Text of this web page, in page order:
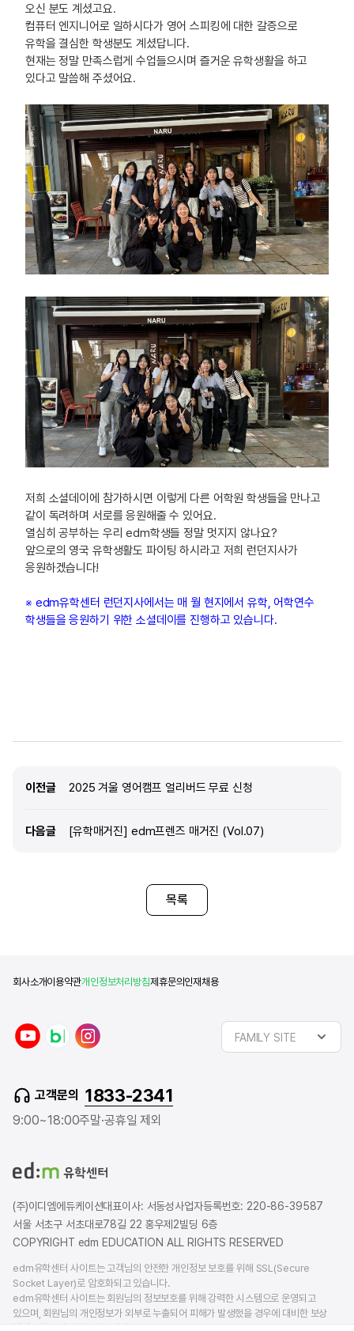
오신 분도 계셨고요.
컴퓨터 엔지니어로 일하시다가 영어 스피킹에 대한 갈증으로
유학을 결심한 학생분도 계셨답니다.
현재는 정말 만족스럽게 수업들으시며 즐거운 유학생활을 하고
있다고 말씀해 주셨어요.
저희 소셜데이에 참가하시면 이렇게 다른 어학원 학생들을 만나고
같이 독려하며 서로를 응원해줄 수 있어요.
열심히 공부하는 우리 edm학생들 정말 멋지지 않나요?
앞으로의 영국 유학생활도 파이팅 하시라고 저희 런던지사가
응원하겠습니다!
※ edm유학센터 런던지사에서는 매 월 현지에서 유학, 어학연수
학생들을 응원하기 위한 소셜데이를 진행하고 있습니다.
이전글 이전글
2025 겨울 영어캠프 얼리버드 무료 신청
다음글 다음글
[유학매거진] edm프렌즈 매거진 (Vol.07)
목록
회사소개이용약관개인정보처리방침제휴문의인재채용
u
n
a
r
l
a
FAMILY SITE
고객문의 1833-2341
9:00~18:00주말·공휴일 제외
(주)이디엠에듀케이션대표이사: 서동성사업자등록번호: 220-86-39587
서울 서초구 서초대로78길 22 홍우제2빌딩 6층
COPYRIGHT edm EDUCATION ALL RIGHTS RESERVED
edm유학센터 사이트는 고객님의 안전한 개인정보 보호를 위해 SSL(Secure
Socket Layer)로 암호화되고 있습니다.
edm유학센터 사이트는 회원님의 정보보호를 위해 강력한 시스템으로 운영되고
있으며, 회원님의 개인정보가 외부로 누출되어 피해가 발생했을 경우에 대비한 보상
책임보험을 가입하고 있습니다.